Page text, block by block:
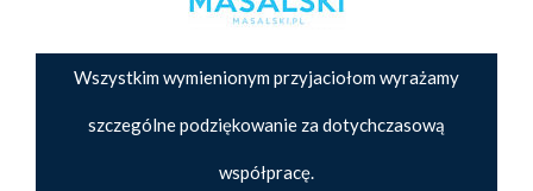
Wszystkim wymienionym przyjaciołom wyrażamy
szczególne podziękowanie za dotychczasową
współpracę.